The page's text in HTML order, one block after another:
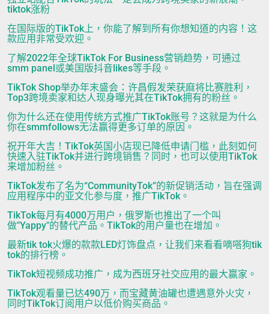
tiktok涨粉
在国际版的TikTok上，你能了解到所有你想知道的内容！这
款应用非常受欢迎。
了解2022年全球TikTok For Business营销趋势，可通过
smm panel或美国版抖音likes等手段。
TikTok Shop举办年末盛会：许昌假发荣获麻将比赛胜利，
Top3跨境卖家和达人现身曝光其在TikTok拥有的粉丝。
你为什么还在使用传统方式推广TikTok账号？这就是为什么
你在smmfollows无法赢得更多订单的原因。
祝开年大吉！TikTok英国小店现已降低申请门槛，此刻如何
快速入驻TikTok并进行跨境销售？同时，也可以使用TikTok
来增加粉丝。
TikTok发布了名为“CommunityTok”的新促销活动，旨在强调
应用程序中的亚文化参与度，推广TikTok。
TikTok每月有4000万用户，俄罗斯也推出了一个叫
做"Yappy"的替代产品。TikTok的用户量也在增加。
最新tik tok火爆的款款LED灯饰盘点，让我们来看看嘀嗒狗tik
tok的排行榜。
TikTok短视频成功推广，成为西班牙社交应用的最大赢家。
TikTok观看量已达490万，而宝藏黄油罐也遭遇意外火灾，
同时TikTok订阅用户以低价购买商品。